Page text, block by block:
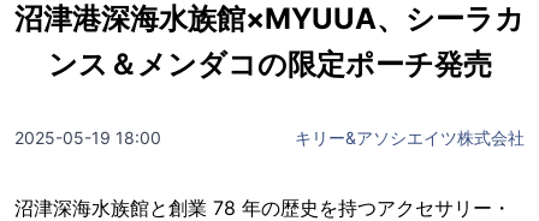
沼津港深海水族館×MYUUA、シーラカ
ンス＆メンダコの限定ポーチ発売
2025-05-19 18:00 キリー&アソシエイツ株式会社
沼津深海⽔族館と創業 78 年の歴史を持つアクセサリー・